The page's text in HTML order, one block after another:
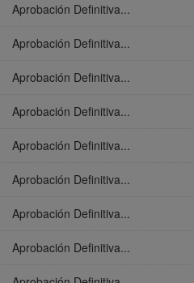
Aprobación Definitiva...
Aprobación Definitiva...
Aprobación Definitiva...
Aprobación Definitiva...
Aprobación Definitiva...
Aprobación Definitiva...
Aprobación Definitiva...
Aprobación Definitiva...